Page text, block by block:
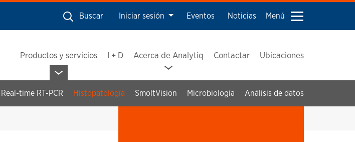
Buscar Iniciar sesión Eventos Noticias Menú
Productos y servicios I + D Acerca de Analytiq Contactar Ubicaciones
Real-time RT-PCR Histopatología SmoltVision Microbiología Análisis de datos